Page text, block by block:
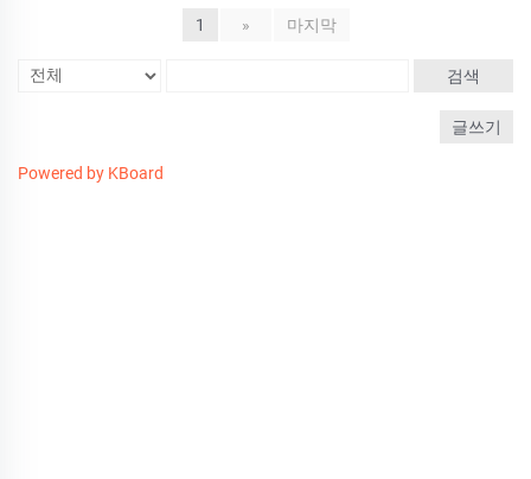
1 » 마지막
검색
글쓰기
Powered by KBoard